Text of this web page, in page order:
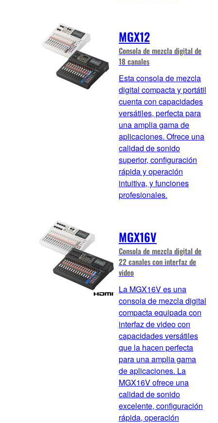
MGX12
Consola de mezcla digital de
18 canales
Esta consola de mezcla
digital compacta y portátil
cuenta con capacidades
versátiles, perfecta para
una amplia gama de
aplicaciones. Ofrece una
calidad de sonido
superior, configuración
rápida y operación
intuitiva, y funciones
profesionales.
MGX16V
Consola de mezcla digital de
22 canales con interfaz de
video
La MGX16V es una
consola de mezcla digital
compacta equipada con
interfaz de video con
capacidades versátiles
que la hacen perfecta
para una amplia gama
de aplicaciones. La
MGX16V ofrece una
calidad de sonido
excelente, configuración
rápida, operación